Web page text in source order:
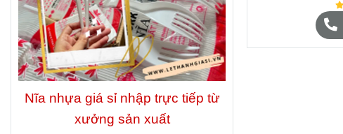
Nĩa nhựa giá sỉ nhập trực tiếp từ
xưởng sản xuất